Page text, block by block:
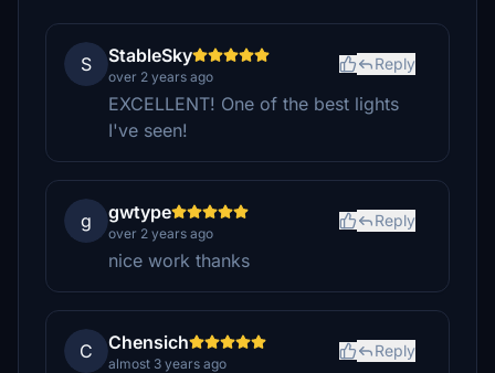
S StableSky
over 2 years ago
Reply
EXCELLENT! One of the best lights
I've seen!
g gwtype
over 2 years ago
Reply
nice work thanks
C Chensich
almost 3 years ago
Reply